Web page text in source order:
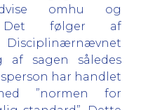
omhu og
Det følger af
Disciplinærnævnet
af sagen således
har handlet
”normen for